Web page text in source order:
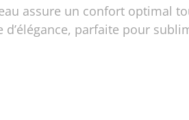
assure un confort optimal
parfaite pour